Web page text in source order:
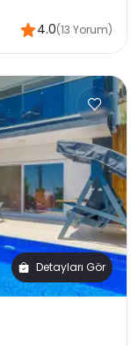
4.0(13 Yorum)
Detayları Gör